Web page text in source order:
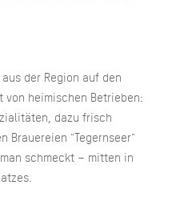
der Region auf den
von heimischen Betrieben:
dazu frisch
Brauereien "Tegernseer"
schmeckt – mitten in